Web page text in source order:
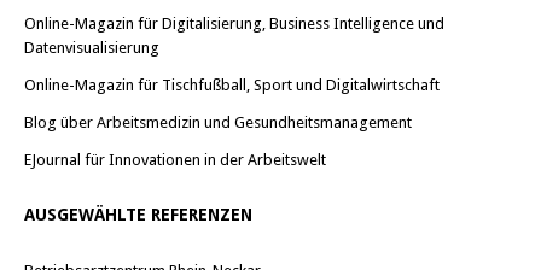
Online-Magazin für Digitalisierung, Business Intelligence und
Datenvisualisierung
Online-Magazin für Tischfußball, Sport und Digitalwirtschaft
Blog über Arbeitsmedizin und Gesundheitsmanagement
EJournal für Innovationen in der Arbeitswelt
AUSGEWÄHLTE REFERENZEN